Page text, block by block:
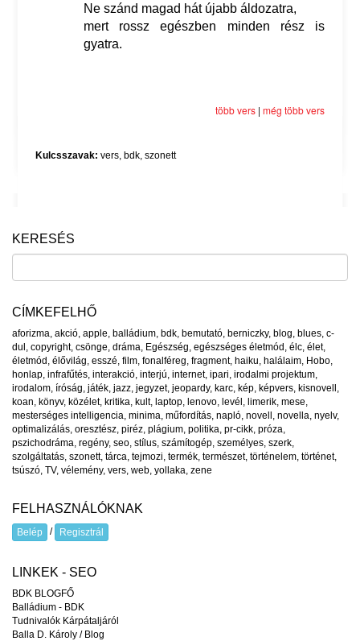
Ne szánd magad hát újabb áldozatra,
mert rossz egészben minden rész is
gyatra.
több vers | még több vers
Kulcsszavak: vers bdk szonett
KERESÉS
CÍMKEFELHŐ
aforizma akció apple balládium bdk bemutató berniczky, blog blues c-
dul copyright, csönge dráma Egészség egészséges életmód élc élet,
életmód élővilág esszé film fonalféreg fragment, haiku halálaim Hobo
honlap infrafűtés interakció interjú internet, ipari irodalmi projektum
irodalom íróság játék jazz jegyzet, jeopardy, karc kép képvers kisnovell
koan könyv, közélet, kritika kult, laptop lenovo levél limerik mese
mesterséges intelligencia minima műfordítás napló novell novella nyelv,
optimalizálás oresztész piréz plágium politika pr-cikk próza
pszichodráma regény, seo stílus számítogép személyes szerk
szolgáltatás szonett, tárca tejmozi termék természet, történelem történet,
tsúszó TV, vélemény, vers web yollaka zene
FELHASZNÁLÓKNAK
Belép / Regisztrál
LINKEK - SEO
BDK BLOGFŐ
Balládium - BDK
Tudnivalók Kárpátaljáról
Balla D. Károly / Blog